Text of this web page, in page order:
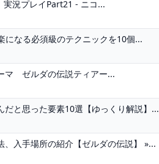
況プレイPart21 - ニコ...
になる必須級のテクニックを10個...
マ ゼルダの伝説ティアー...
と思った要素10選【ゆっくり解説】...
入手場所の紹介【ゼルダの伝説】 »...